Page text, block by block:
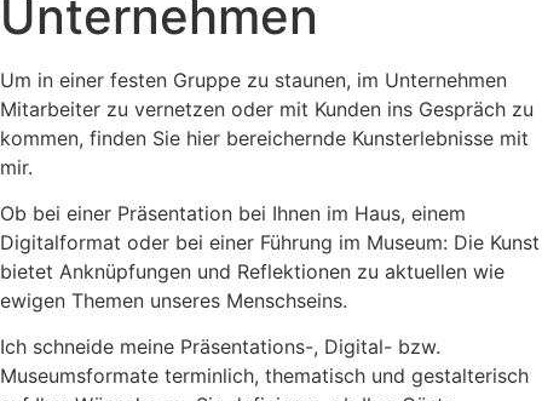
Unternehmen
Um in einer festen Gruppe zu staunen, im Unternehmen
Mitarbeiter zu vernetzen oder mit Kunden ins Gespräch zu
kommen, finden Sie hier bereichernde Kunsterlebnisse mit
mir.
Ob bei einer Präsentation bei Ihnen im Haus, einem
Digitalformat oder bei einer Führung im Museum: Die Kunst
bietet Anknüpfungen und Reflektionen zu aktuellen wie
ewigen Themen unseres Menschseins.
Ich schneide meine Präsentations-, Digital- bzw.
Museumsformate terminlich, thematisch und gestalterisch